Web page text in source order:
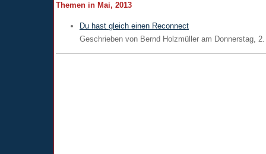
Themen in Mai, 2013
Du hast gleich einen Reconnect
Geschrieben von Bernd Holzmüller am Donnerstag,